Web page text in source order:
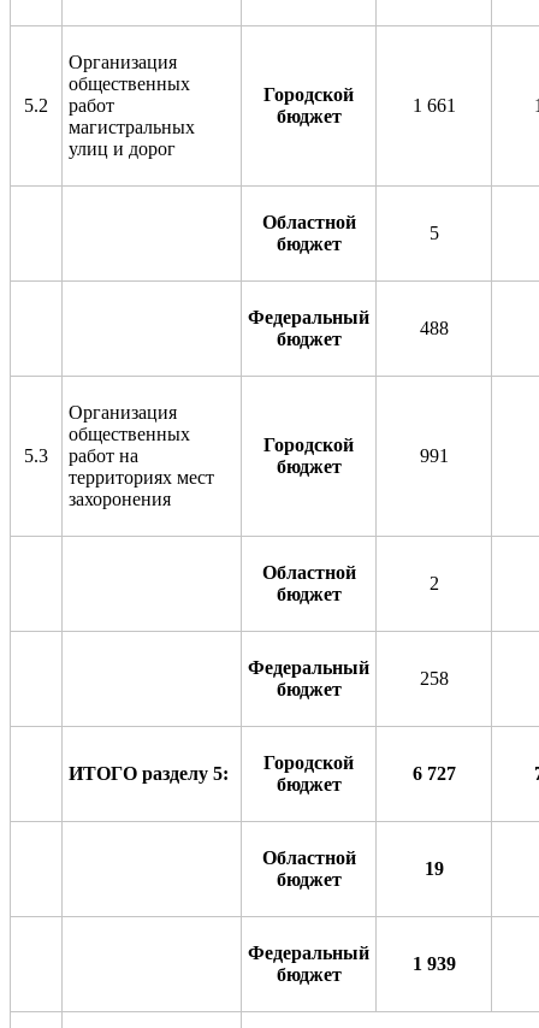
5.2
Организация
общественных
работ
магистральных
улиц и дорог
Городской
бюджет
1 661
Областной
бюджет
5
Федеральный
бюджет
488
5.3
Организация
общественных
работ на
территориях мест
захоронения
Городской
бюджет
991
Областной
бюджет
2
Федеральный
бюджет
258
ИТОГО разделу 5:
Городской
бюджет
6 727
Областной
бюджет
19
Федеральный
бюджет
1 939